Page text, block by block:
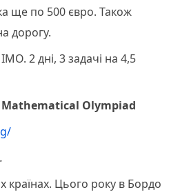
ще по 500 євро. Також
дорогу.
2 дні, 3 задачі на 4,5
Mathematical Olympiad
країнах. Цього року в Бордо